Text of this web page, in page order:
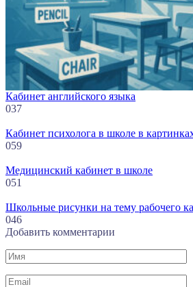
Кабинет английского языка
037
Кабинет психолога в школе в
059
Медицинский кабинет в школе
051
Школьные рисунки на тему рабочего
046
Добавить комментарии
Имя
Email